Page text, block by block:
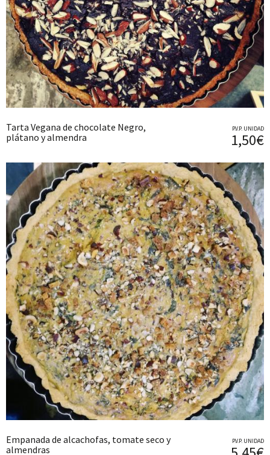
Tarta Vegana de chocolate Negro,
plátano y almendra
P.V.P. UNIDAD
1,50€
Empanada de alcachofas, tomate seco y
almendras
P.V.P. UNIDAD